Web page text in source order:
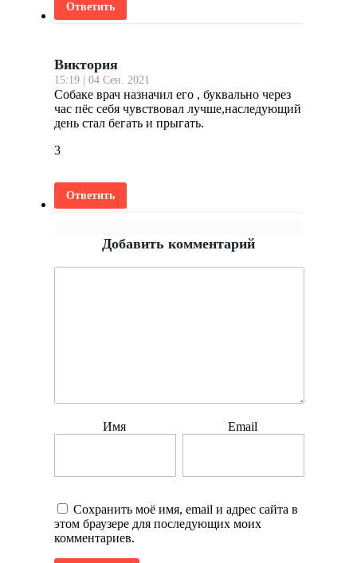
Ответить
Виктория
15:19 | 04 Сен. 2021
Собаке врач назначил его , буквально через
час пёс себя чувствовал лучше,наследующий
день стал бегать и прыгать.
3
Ответить
Добавить комментарий
Имя Email
Сохранить моё имя, email и адрес сайта в
этом браузере для последующих моих
комментариев.